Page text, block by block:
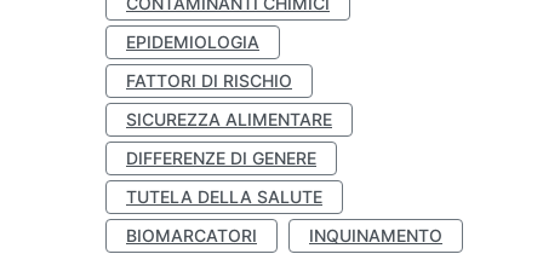
EPIDEMIOLOGIA
FATTORI DI RISCHIO
SICUREZZA ALIMENTARE
DIFFERENZE DI GENERE
TUTELA DELLA SALUTE
BIOMARCATORI
INQUINAMENTO